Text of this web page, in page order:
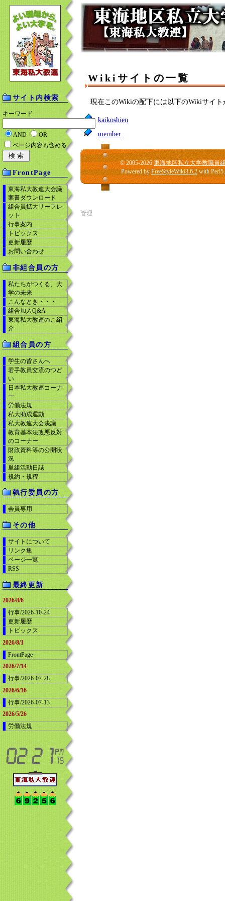
Wikiサイトの一覧
現在このWikiの配下には以下のWikiサイ
kaikoshien
member
© 2005-2026 東海地区私立大学教職員
Powered byFreeStyleWiki3.6.2 with
管理
サイト内検索
キーワード
AND
OR
ページ内容も含める
FrontPage
東海私大教連大会議
案書ダウンロード
組合員拡大リーフレ
ット
行事案内
トピックス
更新履歴
お問い合わせ
非組合員の方
私たちがつくる、大
学の未来
こんなとき・・・
組合加入Q&A
東海私大教連のご紹
介
組合員の方
学生の皆さんへ
若手教員交流のつど
い
日本私大教連コーナ
ー
労働法規
私大助成運動
私大教連大会決議
教育基本法改悪反対
のコーナー
財政資料等の公開状
況
単組活動日誌
規約・規程
執行委員の方
会員専用
その他
サイトについて
リンク集
ページ一覧
RSS
最終更新
2026/8/6
行事/2026-10-24
更新履歴
トピックス
2026/8/1
FrontPage
2026/7/14
行事/2026-07-28
2026/6/16
行事/2026-07-13
2026/5/26
労働法規